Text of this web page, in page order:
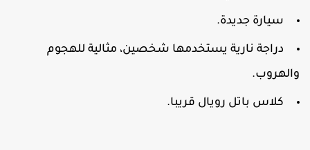
سيارة جديدة.
دراجة نارية يستخدمها شخصين، مثالية للهجوم
كلاس باتل رويال قريبا.